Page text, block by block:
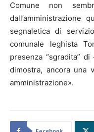
Comune non
dall’amministrazione
segnaletica di
comunale leghista
presenza “sgradita”
dimostra, ancora una
amministrazione».